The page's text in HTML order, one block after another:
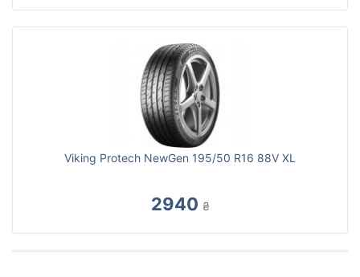
Viking Protech NewGen 195/50 R16 88V XL
2940 ₴